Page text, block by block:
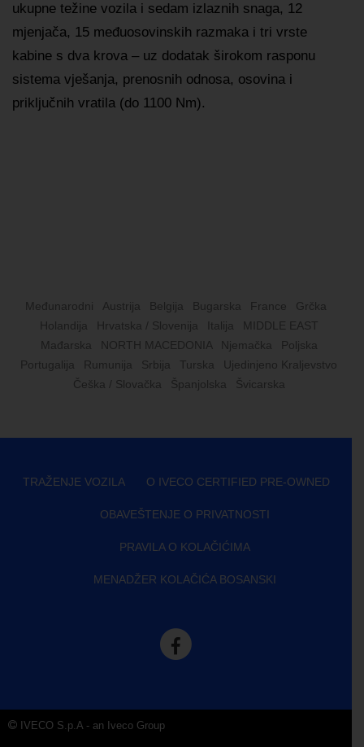
ukupne težine vozila i sedam izlaznih snaga, 12
mjenjača, 15 međuosovinskih razmaka i tri vrste
kabine s dva krova – uz dodatak širokom rasponu
sistema vješanja, prenosnih odnosa, osovina i
priključnih vratila (do 1100 Nm).
Međunarodni Austrija Belgija Bugarska France
Grčka
Holandija
Hrvatska / Slovenija Italija
MIDDLE EAST
Mađarska
NORTH MACEDONIA Njemačka
Poljska
Portugalija
Rumunija Srbija Turska
Ujedinjeno Kraljevstvo
Češka / Slovačka
Španjolska Švicarska
TRAŽENJE VOZILA O IVECO CERTIFIED PRE-OWNED
OBAVEŠTENJE O PRIVATNOSTI
PRAVILA O KOLAČIĆIMA
MENADŽER KOLAČIĆA BOSANSKI
IVECO S.p.A - an Iveco Group